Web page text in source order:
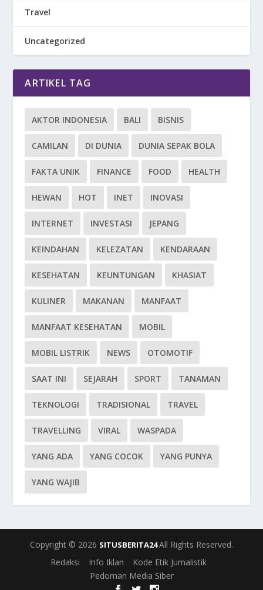
Travel
Uncategorized
ARTIKEL TAG
AKTOR INDONESIA BALI BISNIS
CAMILAN DI DUNIA DUNIA SEPAK BOLA
FAKTA UNIK FINANCE FOOD HEALTH
HEWAN HOT INET INOVASI
INTERNET INVESTASI JEPANG
KEINDAHAN KELEZATAN KENDARAAN
KESEHATAN KEUNTUNGAN KHASIAT
KULINER MAKANAN MANFAAT
MANFAAT KESEHATAN MOBIL
MOBIL LISTRIK NEWS OTOMOTIF
SAAT INI SEJARAH SPORT TANAMAN
TEKNOLOGI TRADISIONAL TRAVEL
TRAVELLING VIRAL WASPADA
YANG ADA YANG COCOK YANG PUNYA
YANG WAJIB
Copyright © 2026 SITUSBERITA24All Rights Reserved.
Redaksi
Info Iklan
Kode Etik Jurnalistik
Pedoman Media Siber